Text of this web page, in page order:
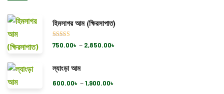
হিমসাগর আম (ক্ষিরসাপাত)
Rated5.00
out of 5
750.00৳ – 2,850.00৳
ল্যাংড়া আম
600.00৳ –1,900.00৳